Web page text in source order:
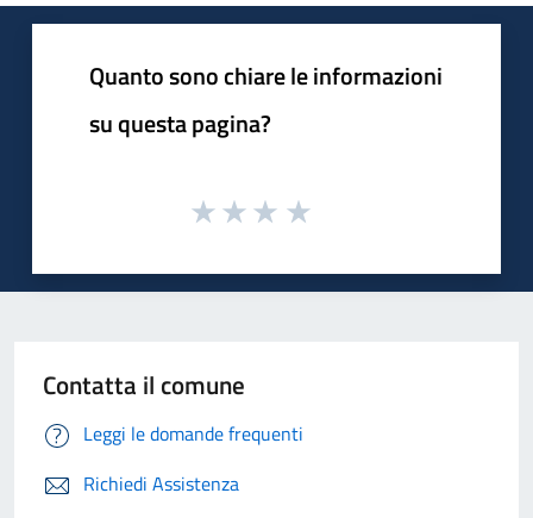
Quanto sono chiare le informazioni
su questa pagina?
Contatta il comune
Leggi le domande frequenti
Richiedi Assistenza